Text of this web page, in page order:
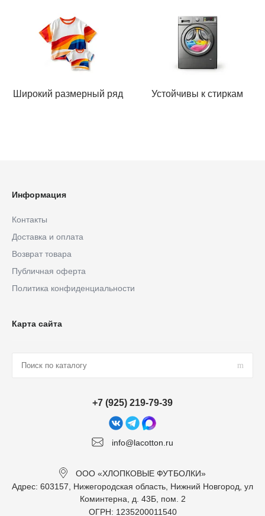
Широкий размерный ряд Устойчивы к стиркам
Информация
Контакты
Доставка и оплата
Возврат товара
Публичная оферта
Политика конфиденциальности
Карта сайта
info@lacotton.ru
+7 (925) 219-79-39
ООО «ХЛОПКОВЫЕ ФУТБОЛКИ»
Адрес: 603157, Нижегородская область, Нижний Новгород, ул
Коминтерна, д. 43Б, пом. 2
ОГРН: 1235200011540